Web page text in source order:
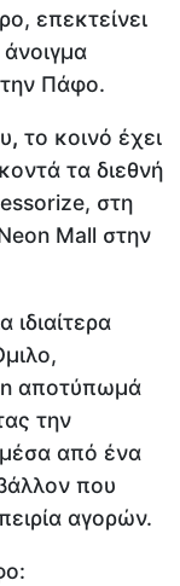
επεκτείνει
Πάφο.
, το κοινό έχει
τα διεθνή
στη
Mall στην
αποτύπωμά
την
από ένα
που
αγορών.